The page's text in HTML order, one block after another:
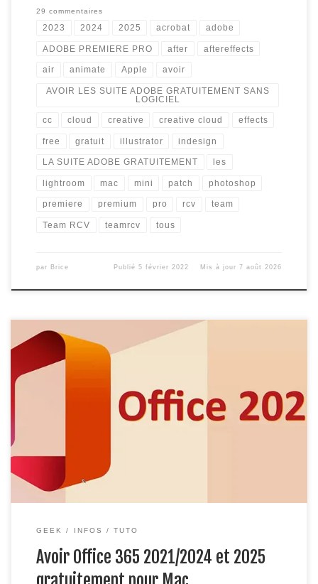
29 commentaires
2023 2024 2025 acrobat adobe
ADOBE PREMIERE PRO after aftereffects
air animate Apple avoir
AVOIR LES SUITE ADOBE GRATUITEMENT SANS
LOGICIEL
cc cloud creative creative cloud effects
free gratuit illustrator indesign
LA SUITE ADOBE GRATUITEMENT les
lightroom mac mini patch photoshop
premiere premium pro rcv team
Team RCV teamrcv tous
par Brice Publié5 février 2022 Mis à jour7 août 2026
Vous rêvez d’avoir toute la suite Office gratuitement, c’est a
dire Word, PowerPoint, Excel, etc. Sur votre Mac / MacBook
? Vous allez pouvoir le faire très simplement et rapidement
dans cet article ! Version Windows, cliquez ici Si vous
GEEK INFOS TUTO
Avoir Office 365 2021/2024 et 2025